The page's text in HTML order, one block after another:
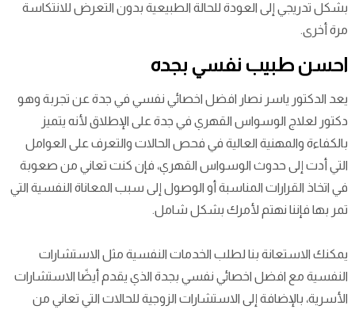
بشكل تدريجي إلى العودة للحالة الطبيعية بدون التعرض للانتكاسة
مرة أخرى.
احسن طبيب نفسي بجده
يعد الدكتور ياسر نصار افضل اخصائي نفسي في جدة عن تجربة وهو
دكتور لعلاج الوسواس القهري في جدة على الإطلاق لأنه يتميز
بالكفاءة والمهنية العالية في فحص الحالات والتعرف على العوامل
التي أدت إلى حدوث الوسواس القهري، فإن كنت تعاني من صعوبة
في اتخاذ القرارات المناسبة أو الوصول إلى سبب المعاناة النفسية التي
تمر بها فإننا نهتم لأمرك بشكل شامل.
يمكنك الاستعانة بنا لطلب الخدمات النفسية مثل الاستشارات
النفسية مع افضل اخصائي نفسي بجدة الذي يقدم أيضًا الاستشارات
الأسرية، بالإضافة إلى الاستشارات الزوجية للحالات التي تعاني من